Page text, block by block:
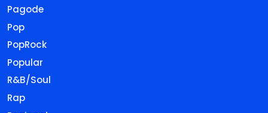
Pagode
Pop
PopRock
Popular
R&B/Soul
Rap